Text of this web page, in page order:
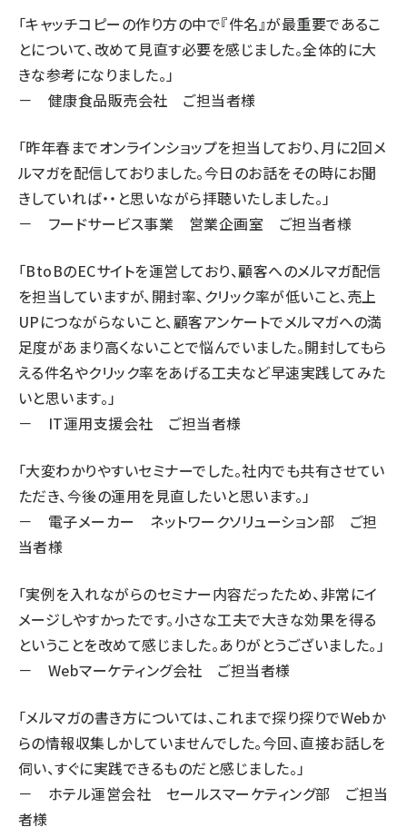
「キャッチコピーの作り方の中で『件名』が最重要であるこ
とについて、改めて見直す必要を感じました。全体的に大
きな参考になりました。」
－ 健康食品販売会社 ご担当者様
「昨年春までオンラインショップを担当しており、月に2回メ
ルマガを配信しておりました。今日のお話をその時にお聞
きしていれば・・と思いながら拝聴いたしました。」
－ フードサービス事業 営業企画室 ご担当者様
「BtoBのECサイトを運営しており、顧客へのメルマガ配信
を担当していますが、開封率、クリック率が低いこと、売上
UPにつながらないこと、顧客アンケートでメルマガへの満
足度があまり高くないことで悩んでいました。開封してもら
える件名やクリック率をあげる工夫など早速実践してみた
いと思います。」
－ IT運用支援会社 ご担当者様
「大変わかりやすいセミナーでした。社内でも共有させてい
ただき、今後の運用を見直したいと思います。」
－ 電子メーカー ネットワークソリューション部 ご担
当者様
「実例を入れながらのセミナー内容だったため、非常にイ
メージしやすかったです。小さな工夫で大きな効果を得る
ということを改めて感じました。ありがとうございました。」
－ Webマーケティング会社 ご担当者様
「メルマガの書き方については、これまで探り探りでWebか
らの情報収集しかしていませんでした。今回、直接お話しを
伺い、すぐに実践できるものだと感じました。」
－ ホテル運営会社 セールスマーケティング部 ご担当
者様